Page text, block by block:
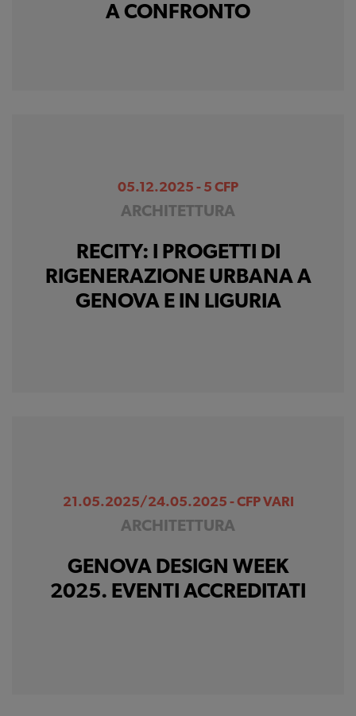
raccogliere dati
A CONFRONTO
05.12.2025 - 5 CFP
ARCHITETTURA
RECITY: I PROGETTI DI
RIGENERAZIONE URBANA A
GENOVA E IN LIGURIA
21.05.2025/24.05.2025 - CFP VARI
ARCHITETTURA
GENOVA DESIGN WEEK
2025. EVENTI ACCREDITATI